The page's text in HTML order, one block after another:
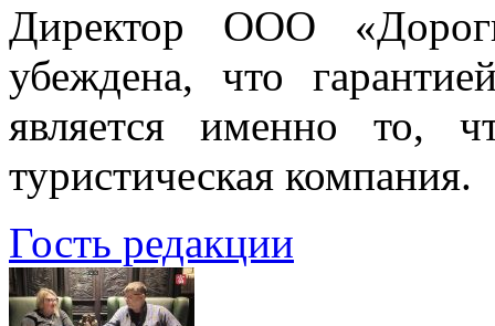
Директор ООО
убеждена, что
является именно то,
туристическая компания.
Гость редакции